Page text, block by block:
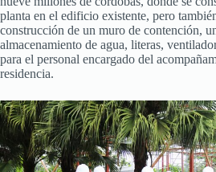
planta en el edificio existente, pero
construcción de un muro de contención,
almacenamiento de agua, literas,
para el personal encargado del
residencia.